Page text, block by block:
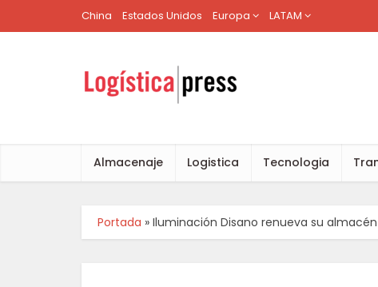
China Estados Unidos Europa LATAM
Almacenaje Logistica Tecnologia
Portada » Iluminación Disano renueva su